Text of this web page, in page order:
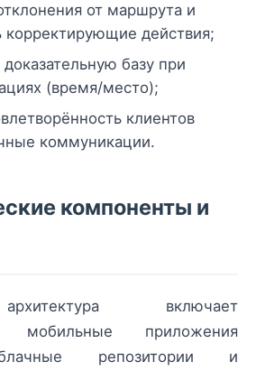
от маршрута и
корректирующие действия;
базу при
(время/место);
клиентов
коммуникации.
компоненты и
включает
приложения
репозитории и